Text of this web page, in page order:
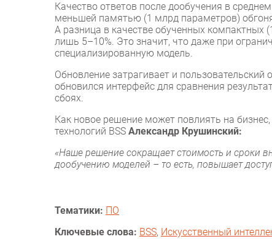
Качество ответов после дообучения в
меньшей памятью (1 млрд параметров)
А разница в качестве обученных компактных
лишь 5–10%. Это значит, что даже при
специализированную модель.
Обновление затрагивает и
обновился интерфейс для сравнения
сбоях.
Как новое решение может повлиять на
технологий BSS Александр Крушинский:
«Наше решение сокращает стоимость и сроки
дообучению моделей – то есть, повышает
Тематики: ПО
Ключевые слова: BSS, Искусственный